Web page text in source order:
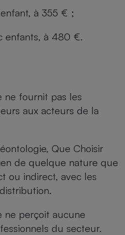
à 355 € ;
enfants, à 480 €.
ne fournit pas les
aux acteurs de la
Que Choisir
de quelque nature que
ou indirect, avec les
ne perçoit aucune
du secteur.